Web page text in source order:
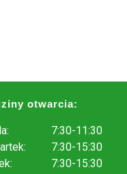
otwarcia:
7:30-11:30
7:30-15:30
7:30-15:30